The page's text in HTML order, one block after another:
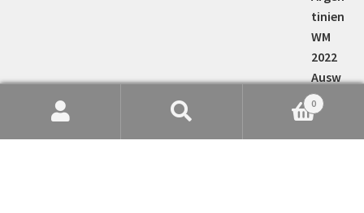
nach:
0